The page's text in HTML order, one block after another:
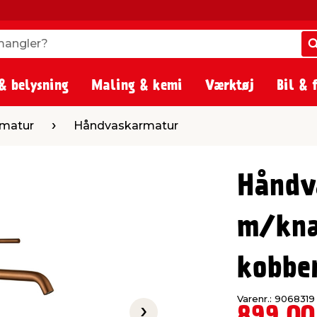
belysning Maling & kemi Værktøj Bil &
HåndvaskarmaturHåndvaskarmatur
m/
Varenr.: 9068319